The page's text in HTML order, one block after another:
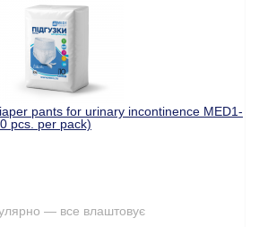
pants for urinary incontinence MED1-
pcs. per pack)
— все влаштовує